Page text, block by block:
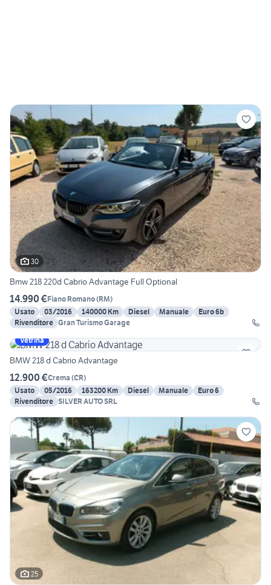
30
Bmw 218 220d Cabrio Advantage Full Optional
14.990 €Fiano Romano(RM)
Usato
03/2016 140000 Km Diesel Manuale
Euro 6b
Rivenditore Gran Turismo Garage
Vetrina
BMW 218 d Cabrio Advantage
12.900 €Crema (CR)
Usato
05/2016 163200 Km Diesel Manuale
Euro 6
Rivenditore SILVER AUTO SRL
25